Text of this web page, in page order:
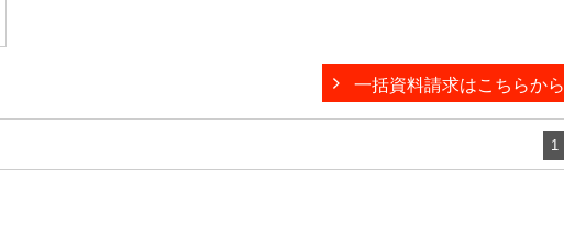
一括資料請求はこちらから
1